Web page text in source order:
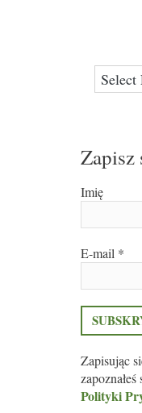
Zapisz
Imię
E-mail *
Zapisując
Polityki